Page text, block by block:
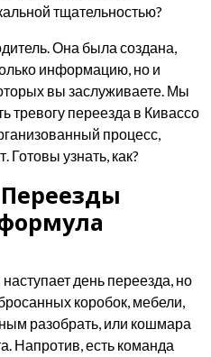
тщательностью?
Она была создана,
информацию, но и
вы заслуживаете. Мы
тревогу переезда в Кивассо
процесс,
Готовы узнать, как?
день переезда, но
коробок, мебели,
разобрать, или кошмара
Напротив, есть команда